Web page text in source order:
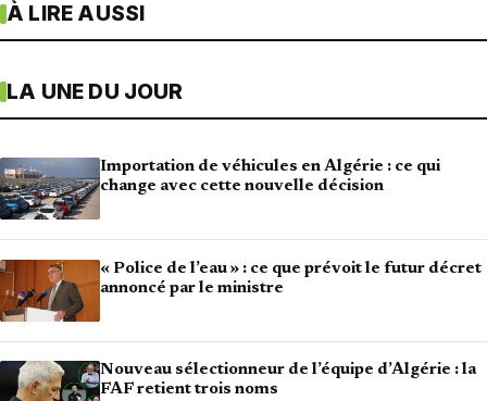
À LIRE AUSSI
LA UNE DU JOUR
Importation de véhicules en Algérie : ce qui
change avec cette nouvelle décision
« Police de l’eau » : ce que prévoit le futur décret
annoncé par le ministre
Nouveau sélectionneur de l’équipe d’Algérie : la
FAF retient trois noms